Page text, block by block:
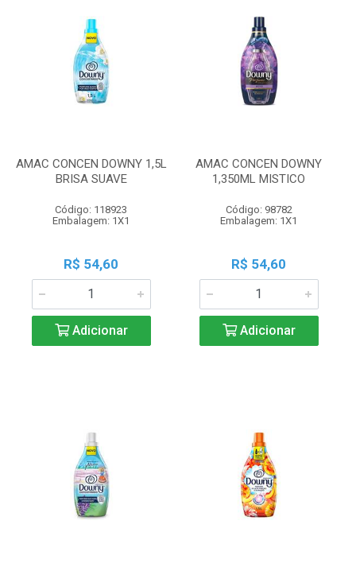
AMAC CONCEN DOWNY 1,5L
BRISA SUAVE
Código: 118923
Embalagem: 1X1
R$ 54,60
Adicionar
AMAC CONCEN DOWNY
1,350ML MISTICO
Código: 98782
Embalagem: 1X1
R$ 54,60
Adicionar